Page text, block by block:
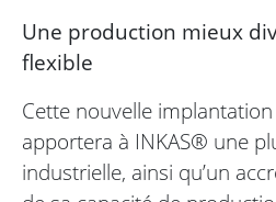
Une production mieux
flexible
Cette nouvelle
apportera à INKAS® une
industrielle, ainsi qu’un